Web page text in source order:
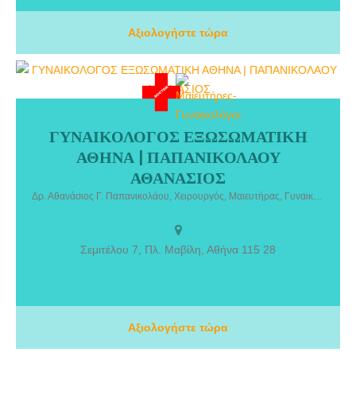
Αξιολογήστε τώρα
ΓΥΝΑΙΚΟΛΟΓΟΣ ΕΞΩΣΩΜΑΤΙΚΗ ΑΘΗΝΑ | ΠΑΠΑΝΙΚΟΛΑΟΥ
ΑΘΑΝΑΣΙΟΣ. Δρ. Αθανάσιος Γ. Παπανικολάου, Χειρουργός
Γυναικολόγος, Ειδικός Αναπαραγωγής. Ο Μαιευτήρας Γυναικολόγος
Παπανικολάου Αθανάσιος είναι ειδικός ιατρός γονιμότητας. Από το
μεγαλύτερες Γυναικολογικές – Μαιευτικές κλινικές, ΙΑΣΩ & ΡΕΑ.
ΓΥΝΑΙΚΟΛΟΓΟΣ ΕΞΩΣΩΜΑΤΙΚΗ
ΑΘΗΝΑ | ΠΑΠΑΝΙΚΟΛΑΟΥ
ΑΘΑΝΑΣΙΟΣ
Σεμιτέλου 7, Πλ. Μαβίλη, Αθήνα 115 28
Αξιολογήστε τώρα